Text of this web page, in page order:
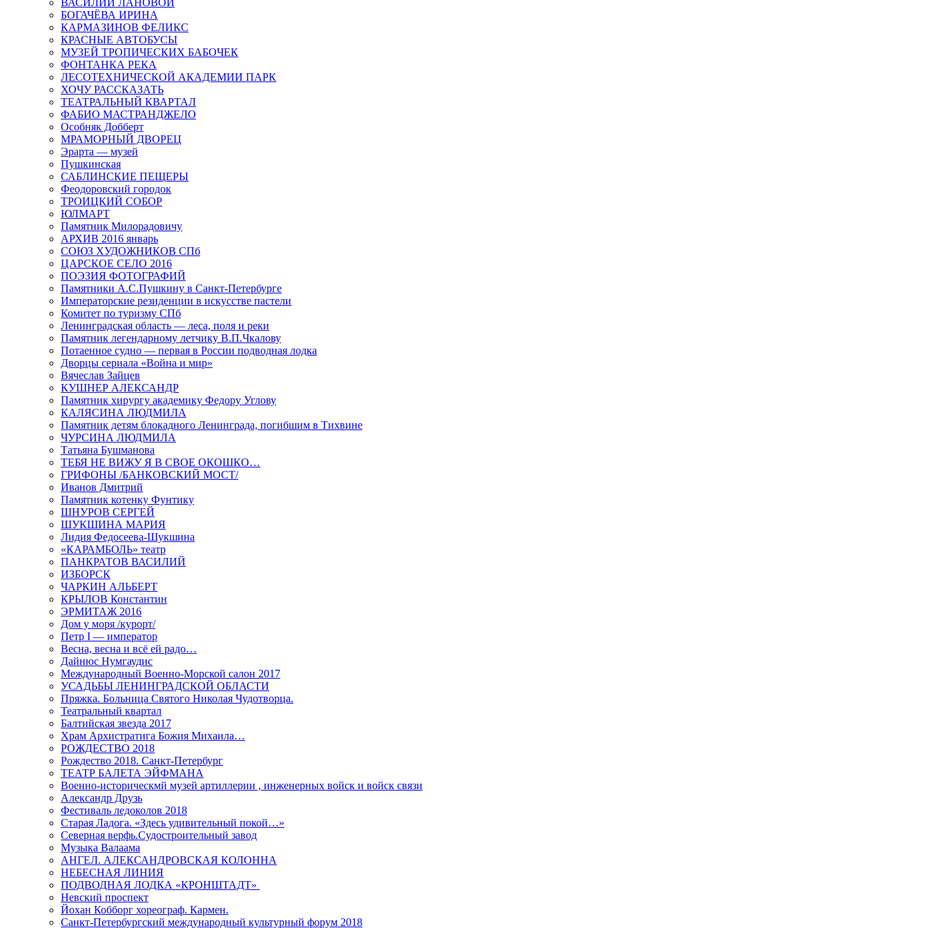
ВАСИЛИЙ ЛАНОВОЙ
БОГАЧЁВА ИРИНА
КАРМАЗИНОВ ФЕЛИКС
КРАСНЫЕ АВТОБУСЫ
МУЗЕЙ ТРОПИЧЕСКИХ БАБОЧЕК
ФОНТАНКА РЕКА
ЛЕСОТЕХНИЧЕСКОЙ АКАДЕМИИ ПАРК
ХОЧУ РАССКАЗАТЬ
ТЕАТРАЛЬНЫЙ КВАРТАЛ
ФАБИО МАСТРАНДЖЕЛО
Особняк Добберт
МРАМОРНЫЙ ДВОРЕЦ
Эрарта — музей
Пушкинская
САБЛИНСКИЕ ПЕЩЕРЫ
Феодоровский городок
ТРОИЦКИЙ СОБОР
ЮЛМАРТ
Памятник Милорадовичу
АРХИВ 2016 январь
СОЮЗ ХУДОЖНИКОВ СПб
ЦАРСКОЕ СЕЛО 2016
ПОЭЗИЯ ФОТОГРАФИЙ
Памятники А.С.Пушкину в Санкт-Петербурге
Императорские резиденции в искусстве пастели
Комитет по туризму СПб
Ленинградская область — леса, поля и реки
Памятник легендарному летчику В.П.Чкалову
Потаенное судно — первая в России подводная лодка
Дворцы сериала «Война и мир»
Вячеслав Зайцев
КУШНЕР АЛЕКСАНДР
Памятник хирургу академику Федору Углову
КАЛЯСИНА ЛЮДМИЛА
Памятник детям блокадного Ленинграда, погибшим в Тихвине
ЧУРСИНА ЛЮДМИЛА
Татьяна Бушманова
ТЕБЯ НЕ ВИЖУ Я В СВОЕ ОКОШКО…
ГРИФОНЫ /БАНКОВСКИЙ МОСТ/
Иванов Дмитрий
Памятник котенку Фунтику
ШНУРОВ СЕРГЕЙ
ШУКШИНА МАРИЯ
Лидия Федосеева-Шукшина
«КАРАМБОЛЬ» театр
ПАНКРАТОВ ВАСИЛИЙ
ИЗБОРСК
ЧАРКИН АЛЬБЕРТ
КРЫЛОВ Константин
ЭРМИТАЖ 2016
Дом у моря /курорт/
Петр I — император
Весна, весна и всё ей радо…
Дайнюс Нумгаудис
Международный Военно-Морской салон 2017
УСАДЬБЫ ЛЕНИНГРАДСКОЙ ОБЛАСТИ
Пряжка. Больница Святого Николая Чудотворца.
Театральный квартал
Балтийская звезда 2017
Храм Архистратига Божия Михаила…
РОЖДЕСТВО 2018
Рождество 2018. Санкт-Петербург
ТЕАТР БАЛЕТА ЭЙФМАНА
Военно-историческмй музей артиллерии , инженерных войск и войск связи
Александр Друзь
Фестиваль ледоколов 2018
Старая Ладога. «Здесь удивительный покой…»
Северная верфь.Судостроительный завод
Музыка Валаама
АНГЕЛ. АЛЕКСАНДРОВСКАЯ КОЛОННА
НЕБЕСНАЯ ЛИНИЯ
ПОДВОДНАЯ ЛОДКА «КРОНШТАДТ»
Невский проспект
Йохан Кобборг хореограф. Кармен.
Санкт-Петербургский международный культурный форум 2018